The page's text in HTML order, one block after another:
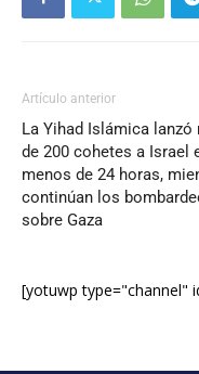
Artículo anterior
La Yihad Islámica lanzó
de 200 cohetes a Israel
menos de 24 horas,
continúan los
sobre Gaza
[yotuwp type="channel"